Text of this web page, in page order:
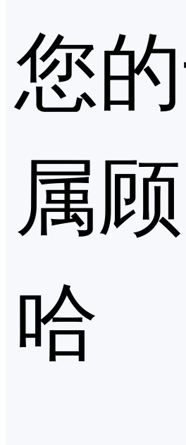
您
属
哈